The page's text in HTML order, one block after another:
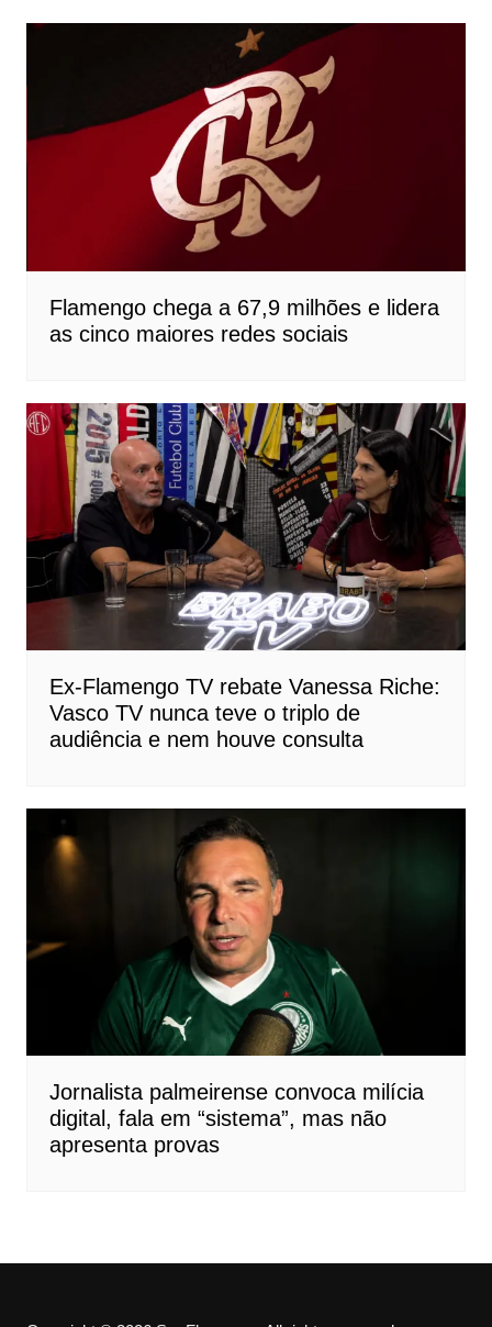
Flamengo chega a 67,9 milhões e lidera
as cinco maiores redes sociais
Ex-Flamengo TV rebate Vanessa Riche:
Vasco TV nunca teve o triplo de
audiência e nem houve consulta
Jornalista palmeirense convoca milícia
digital, fala em “sistema”, mas não
apresenta provas